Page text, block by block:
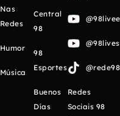
Nas
Redes
Humor
Música
Central
98
98
Esportes
Buenos
Días
Redes
Sociais 98